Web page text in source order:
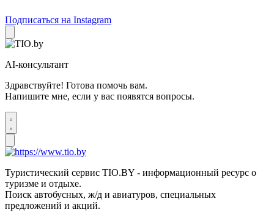
Подписаться на Instagram
AI-консультант
Здравствуйте! Готова помочь вам.
Напишите мне, если у вас появятся вопросы.
Туристический сервис TIO.BY - информационный ресурс о
туризме и отдыхе.
Поиск автобусных, ж/д и авиатуров, специальных
предложений и акций.